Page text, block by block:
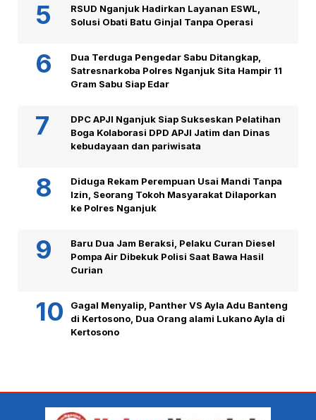
RSUD Nganjuk Hadirkan Layanan ESWL,
Solusi Obati Batu Ginjal Tanpa Operasi
Dua Terduga Pengedar Sabu Ditangkap,
Satresnarkoba Polres Nganjuk Sita Hampir 11
Gram Sabu Siap Edar
DPC APJI Nganjuk Siap Sukseskan Pelatihan
Boga Kolaborasi DPD APJI Jatim dan Dinas
kebudayaan dan pariwisata
Diduga Rekam Perempuan Usai Mandi Tanpa
Izin, Seorang Tokoh Masyarakat Dilaporkan
ke Polres Nganjuk
Baru Dua Jam Beraksi, Pelaku Curan Diesel
Pompa Air Dibekuk Polisi Saat Bawa Hasil
Curian
Gagal Menyalip, Panther VS Ayla Adu Banteng
di Kertosono, Dua Orang alami Lukano Ayla di
Kertosono